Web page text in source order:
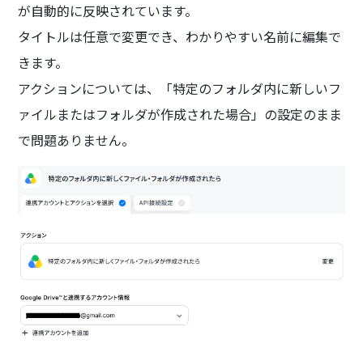
が自動的に反映されています。
タイトルは任意で変更でき、わかりやすい名前に編集で
きます。
アクションについては、「特定のフォルダ内に新しいフ
ァイルまたはフォルダが作成された場合」の設定のまま
で問題ありません。